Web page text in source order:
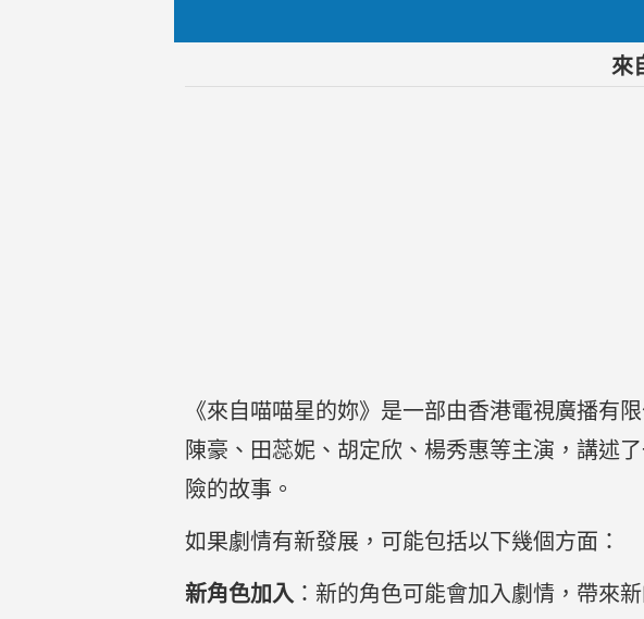
來
《來自喵喵星的妳》是一部由香港電視廣播有
陳豪、田蕊妮、胡定欣、楊秀惠等主演，講述
險的故事。
如果劇情有新發展，可能包括以下幾個方面：
新角色加入 ：新的角色可能會加入劇情，帶來